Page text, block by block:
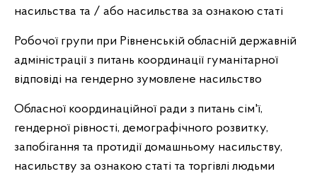
насильства та / або насильства за ознакою статі
Робочої групи при Рівненській обласній державній
адміністрації з питань координації гуманітарної
відповіді на гендерно зумовлене насильство
Обласної координаційної ради з питань сім'ї,
гендерної рівності, демографічного розвитку,
запобігання та протидії домашньому насильству,
насильству за ознакою статі та торгівлі людьми